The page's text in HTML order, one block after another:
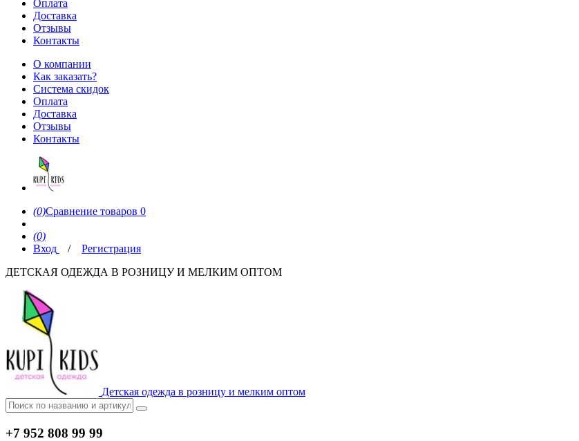
Оплата
Доставка
Отзывы
Контакты
О компании
Как заказать?
Система скидок
Оплата
Доставка
Отзывы
Контакты
(0)Сравнение товаров 0
(0)
Вход
/
Регистрация
ДЕТСКАЯ ОДЕЖДА В РОЗНИЦУ И МЕЛКИМ ОПТОМ
Детская одежда в розницу и мелким оптом
+7 952 808 99 99